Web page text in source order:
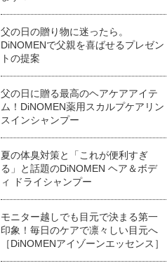
父の日の贈り物に迷ったら。
DiNOMENで父親を喜ばせるプレゼン
トの提案
父の日に贈る最高のヘアケアアイテ
ム！DiNOMEN薬用スカルプケアリン
スインシャンプー
夏の体臭対策と「これが便利すぎ
る」と話題のDiNOMEN ヘア＆ボデ
ィ ドライシャンプー
モニター越しでも目元で決まる第一
印象！毎日のケアで凛々しい目元へ
［DiNOMENアイゾーンエッセンス］